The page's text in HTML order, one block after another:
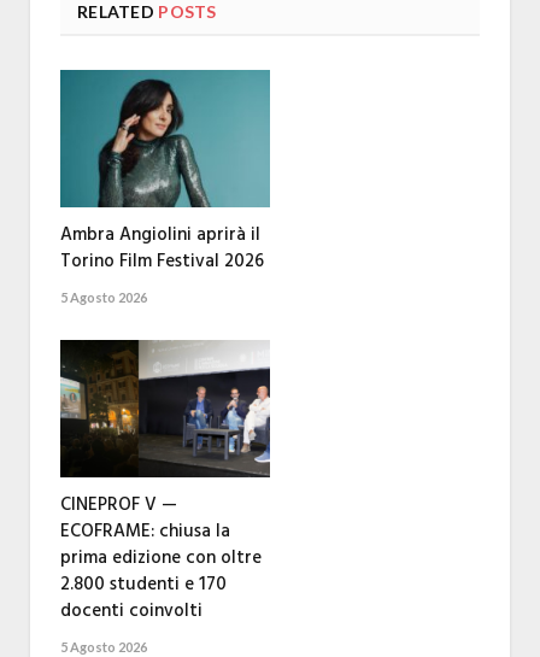
RELATED POSTS
Ambra Angiolini aprirà il
Torino Film Festival 2026
5 Agosto 2026
CINEPROF V —
ECOFRAME: chiusa la
prima edizione con oltre
2.800 studenti e 170
docenti coinvolti
5 Agosto 2026